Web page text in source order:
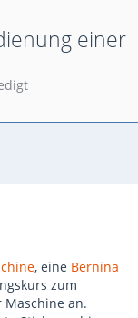
einer
, eine Bernina
zum
an.